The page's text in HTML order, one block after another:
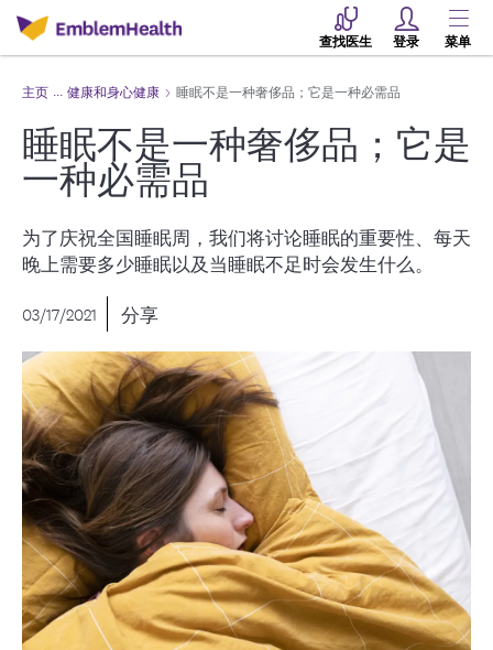
查找医生 登录 菜单
主页 健康和身心健康 睡眠不是一种奢侈品；它是一种必需品
睡眠不是一种奢侈品；它是
一种必需品
为了庆祝全国睡眠周，我们将讨论睡眠的重要性、每天
晚上需要多少睡眠以及当睡眠不足时会发生什么。
03/17/2021
分享